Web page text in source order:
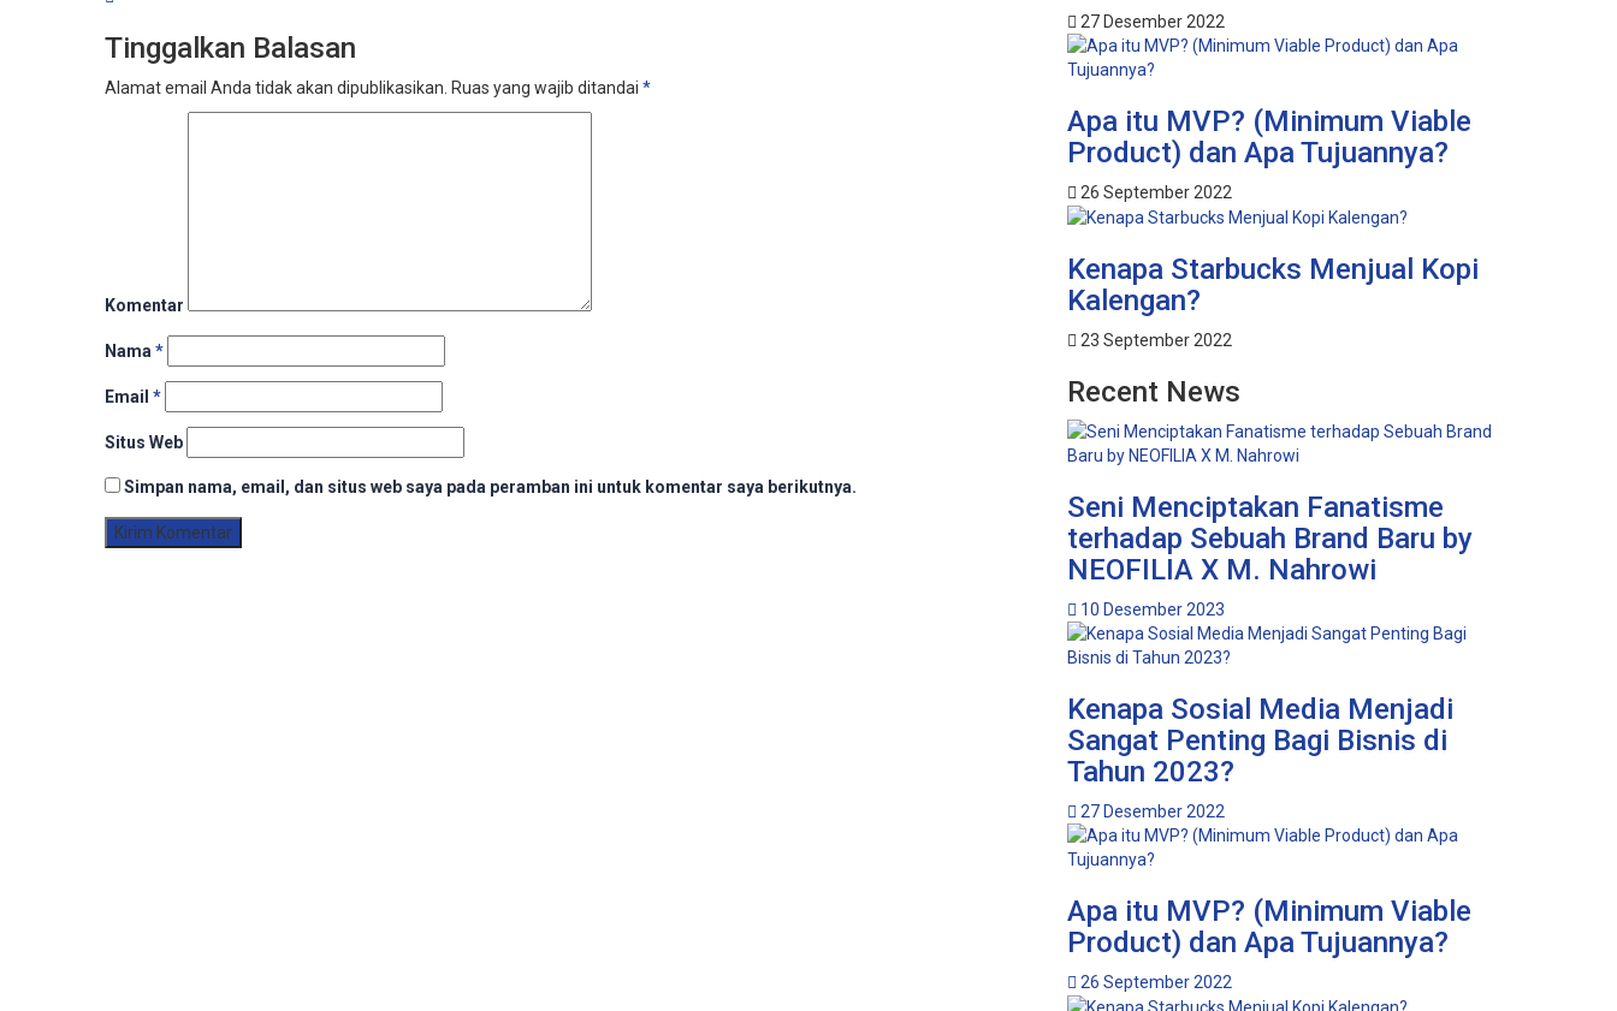
Tinggalkan Balasan
Alamat email Anda tidak akan dipublikasikan. Ruas yang wajib ditandai *
Komentar
Nama *
Email *
Situs Web
Simpan nama, email, dan situs web saya pada peramban ini untuk komentar saya berikutnya.
27 Desember 2022
Apa itu MVP? (Minimum Viable
Product) dan Apa Tujuannya?
26 September 2022
Kenapa Starbucks Menjual Kopi
Kalengan?
23 September 2022
Recent News
Seni Menciptakan Fanatisme
terhadap Sebuah Brand Baru by
NEOFILIA X M. Nahrowi
10 Desember 2023
Kenapa Sosial Media Menjadi
Sangat Penting Bagi Bisnis di
Tahun 2023?
27 Desember 2022
Apa itu MVP? (Minimum Viable
Product) dan Apa Tujuannya?
26 September 2022